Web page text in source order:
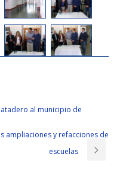
260 Practice Test name
2 Implementing Cisco
is Cisco 210-260
also looked at her. No Go
al municipio de
ampliaciones y refacciones de
escuelas